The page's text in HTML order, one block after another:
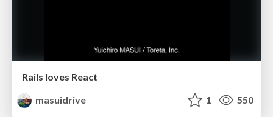
Rails loves React
masuidrive
1 550